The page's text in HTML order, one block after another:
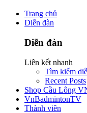
Trang chủ
Diễn đàn
Diễn đàn
Liên kết nhanh
Tìm kiếm
Recent Posts
Shop Cầu Lông
VnBadmintonTV
Thành viên